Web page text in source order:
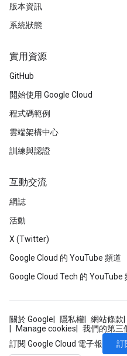
版本資訊
系統狀態
實用資源
GitHub
開始使用 Google Cloud
程式碼範例
雲端架構中心
訓練與認證
互動交流
網誌
活動
X (Twitter)
Google Cloud 的 YouTube 頻道
Google Cloud Tech 的 YouTube
關於 Google 隱私權 網站條款
Manage cookies
我們的第三
訂閱 Google Cloud 電子報
訂